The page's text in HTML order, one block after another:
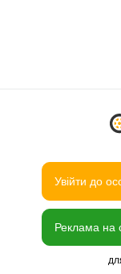
Увійти до
Реклама на